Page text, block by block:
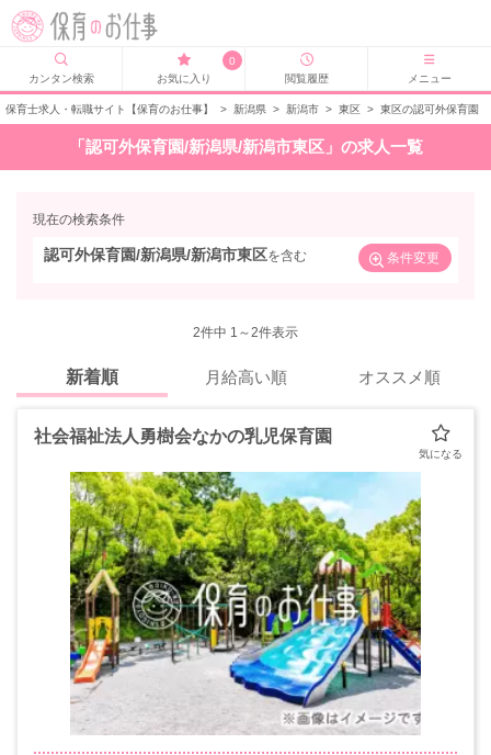
カンタン検索
0
お気に入り
閲覧履歴 メニュー
保育士求人・転職サイト【保育のお仕事】 > 新潟県 > 新潟市 > 東区 > 東区の認可外保育園
「認可外保育園/新潟県/新潟市東区」の求人一覧
現在の検索条件
認可外保育園/新潟県/新潟市東区を含む 条件変更
2件中 1～2件表示
新着順 月給高い順 オススメ順
社会福祉法人勇樹会なかの乳児保育園